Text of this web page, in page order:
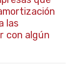
las
con algún